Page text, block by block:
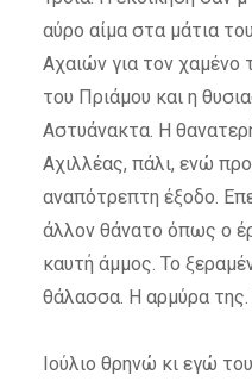
αύρο αίμα στα μάτια
Αχαιών για τον χαμένο
του Πριάμου και η
Αστυάνακτα. Η
Αχιλλέας, πάλι, ενώ
αναπότρεπτη έξοδο.
άλλον θάνατο όπως ο
καυτή άμμος. Το
θάλασσα. Η αρμύρα της.
Ιούλιο θρηνώ κι εγώ